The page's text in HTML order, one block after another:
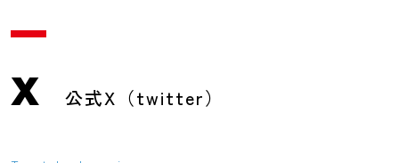
X 公式X（twitter）